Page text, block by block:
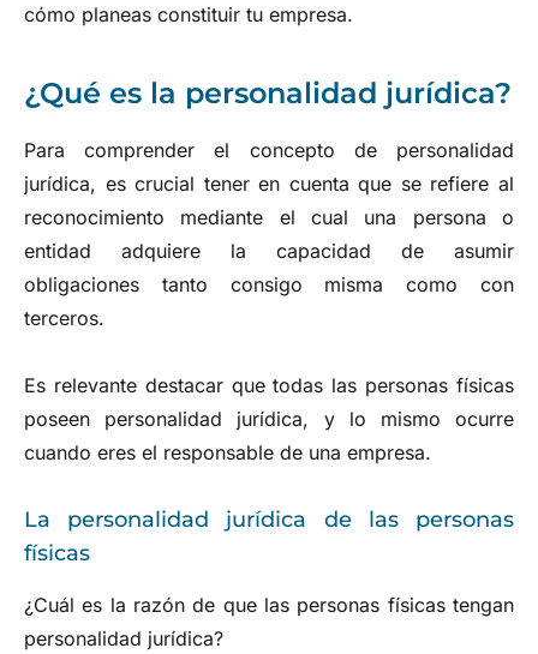
cómo planeas constituir tu empresa.
¿Qué es la personalidad jurídica?
Para comprender el concepto de personalidad
jurídica, es crucial tener en cuenta que se refiere al
reconocimiento mediante el cual una persona o
entidad adquiere la capacidad de asumir
obligaciones tanto consigo misma como con
terceros.
Es relevante destacar que todas las personas físicas
poseen personalidad jurídica, y lo mismo ocurre
cuando eres el responsable de una empresa.
La personalidad jurídica de las personas
físicas
¿Cuál es la razón de que las personas físicas tengan
personalidad jurídica?